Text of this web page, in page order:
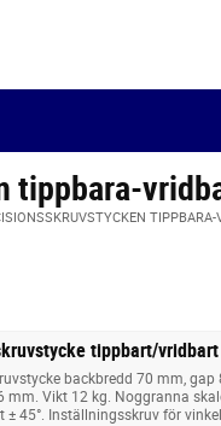
tippbara-
TIPPBARA-
tippbart/
backbredd 70 mm,
mm. Vikt 12 kg. Noggranna
± 45°. Inställningsskruv för